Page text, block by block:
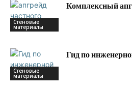
Стеновые
материалы
Комплексный
Стеновые
материалы
Гид по